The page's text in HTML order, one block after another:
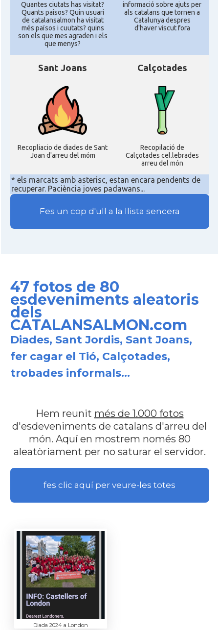
Quantes ciutats has visitat?
Quants paisos? Quin usuari
de catalansalmon ha visitat
més països i cuutats? quins
son els que mes agraden i els
que menys?
informació sobre ajuts per
als catalans que tornen a
Catalunya despres
d'haver viscut fora
Sant Joans
Recopliacio de diades de Sant
Joan d'arreu del móm
Calçotades
Recopilació de
Calçotades cel.lebrades
arreu del món
* els marcats amb asterisc, estan encara pendents de
recuperar. Paciència joves padawans...
Fes un cop d'ull a la llista sencera
47 fotos de 80
esdeveniments aleatoris
dels
CATALANSALMON.com
Diades, Sant Jordis, Sant Joans,
fer cagar el Tió, Calçotades,
trobades informals...
Hem reunit més de 1.000 fotos
d'esdeveniments de catalans d'arreu del
món. Aquí en mostrem només 80
aleatòriament per no saturar el servidor.
fes clic aquí per veure-les totes
Diada 2024 a London